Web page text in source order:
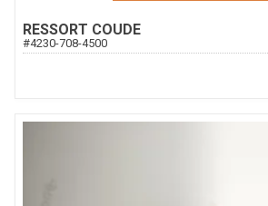
RESSORT COUDE
#4230-708-4500